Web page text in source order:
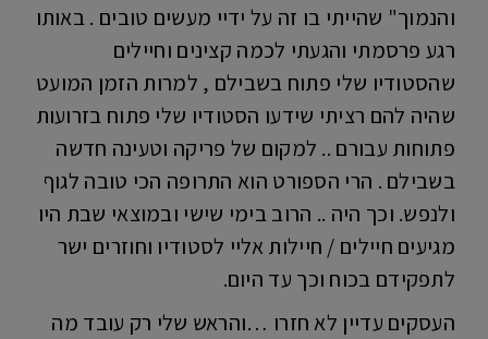
והנמוך" שהייתי בו זה על ידיי מעשים טובים . באותו
רגע פרסמתי והגעתי לכמה קצינים וחיילים
שהסטודיו שלי פתוח בשבילם , למרות הזמן המועט
שהיה להם רציתי שידעו הסטודיו שלי פתוח בזרועות
פתוחות עבורם .. למקום של פריקה וטעינה חדשה
בשבילם . הרי הספורט הוא התרופה הכי טובה לגוף
ולנפש. וכך היה .. הרוב בימי שישי ובמוצאי שבת היו
מגיעים חיילים / חיילות אליי לסטודיו וחוזרים ישר
לתפקידם בכוח וכך עד היום.
העסקים עדיין לא חזרו …והראש שלי רק עובד מה